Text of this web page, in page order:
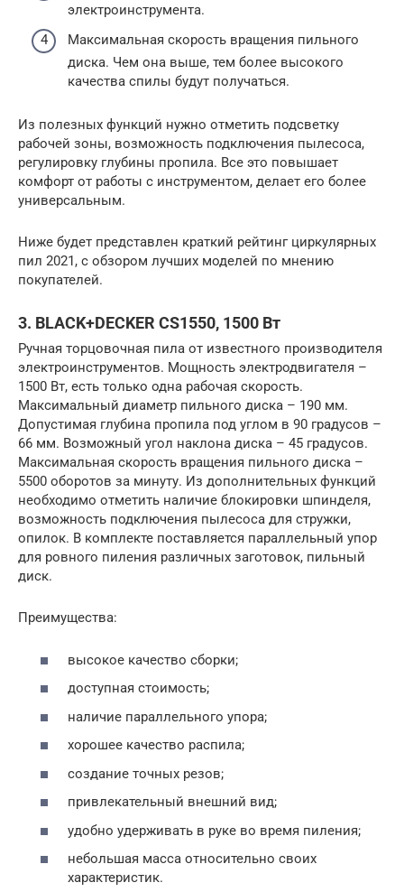
электроинструмента.
Максимальная скорость вращения пильного
диска. Чем она выше, тем более высокого
качества спилы будут получаться.
Из полезных функций нужно отметить подсветку
рабочей зоны, возможность подключения пылесоса,
регулировку глубины пропила. Все это повышает
комфорт от работы с инструментом, делает его более
универсальным.
Ниже будет представлен краткий рейтинг циркулярных
пил 2021, с обзором лучших моделей по мнению
покупателей.
3. BLACK+DECKER CS1550, 1500 Вт
Ручная торцовочная пила от известного производителя
электроинструментов. Мощность электродвигателя –
1500 Вт, есть только одна рабочая скорость.
Максимальный диаметр пильного диска – 190 мм.
Допустимая глубина пропила под углом в 90 градусов –
66 мм. Возможный угол наклона диска – 45 градусов.
Максимальная скорость вращения пильного диска –
5500 оборотов за минуту. Из дополнительных функций
необходимо отметить наличие блокировки шпинделя,
возможность подключения пылесоса для стружки,
опилок. В комплекте поставляется параллельный упор
для ровного пиления различных заготовок, пильный
диск.
Преимущества:
высокое качество сборки;
доступная стоимость;
наличие параллельного упора;
хорошее качество распила;
создание точных резов;
привлекательный внешний вид;
удобно удерживать в руке во время пиления;
небольшая масса относительно своих
характеристик.